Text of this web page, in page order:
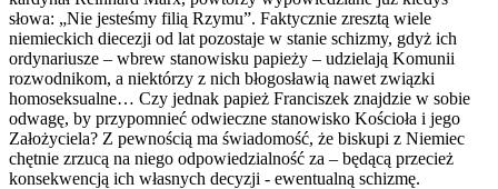
słowa: „Nie jesteśmy filią Rzymu”. Faktycznie zresztą wiele
niemieckich diecezji od lat pozostaje w stanie schizmy, gdyż ich
ordynariusze – wbrew stanowisku papieży – udzielają Komunii
rozwodnikom, a niektórzy z nich błogosławią nawet związki
homoseksualne… Czy jednak papież Franciszek znajdzie w sobie
odwagę, by przypomnieć odwieczne stanowisko Kościoła i jego
Założyciela? Z pewnością ma świadomość, że biskupi z Niemiec
chętnie zrzucą na niego odpowiedzialność za – będącą przecież
konsekwencją ich własnych decyzji - ewentualną schizmę.